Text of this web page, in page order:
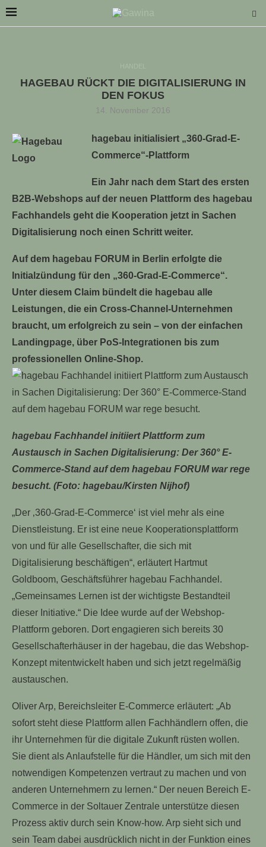
HAGEBAU RÜCKT DIE DIGITALISIERUNG IN
DEN FOKUS
14. November 2016
hagebau initialisiert „360-Grad-E-
Commerce“-Plattform
Ein Jahr nach dem Start des ersten
B2B-Webshops auf der neuen Plattform des hagebau
Fachhandels geht die Kooperation jetzt in Sachen
Digitalisierung noch einen Schritt weiter.
Auf dem hagebau FORUM in Berlin erfolgte die
Initialzündung für den „360-Grad-E-Commerce“.
Unter diesem Claim bündelt die hagebau alle
Leistungen, die ein Cross-Channel-Unternehmen
braucht, um erfolgreich zu sein – von der einfachen
Landingpage, über PoS-Integrationen bis zum
professionellen Online-Shop.
hagebau Fachhandel initiiert Plattform zum
Austausch in Sachen Digitalisierung: Der 360° E-
Commerce-Stand auf dem hagebau FORUM war rege
besucht. (Foto: hagebau/Kirsten Nijhof)
„Der ‚360-Grad-E-Commerce‘ ist viel mehr als eine
Dienstleistung. Er ist eine neue Kooperationsplattform
von und für alle Gesellschafter, die sich mit
Digitalisierung beschäftigen“, erläutert Hartmut
Goldboom, Geschäftsführer hagebau Fachhandel.
„Gemeinsames Lernen ist der wichtigste Bestandteil
dieser Initiative.“ Die Idee wurde auf der Webshop-
Plattform geboren. Dort engagieren sich bereits 30
Gesellschafterhäuser in der hagebau, die das Webshop-
Konzept mitentwickelt haben und sich jetzt regelmäßig
austauschen.
Oliver Arp, Bereichsleiter E-Commerce erläutert: „Ab
sofort steht diese Plattform allen Fachhändlern offen, die
ihr Unternehmen für die digitale Zukunft rüsten wollen.
Sie dient als Anlaufstelle für die Händler, um sich mit den
notwendigen Kompetenzen vertraut zu machen und von
anderen Unternehmern zu lernen.“ Der neuen Bereich E-
Commerce in der Soltauer Zentrale unterstütze diesen
Prozess aktiv durch sein Know-how. Arp sieht sich und
sein Team dabei ausdrücklich nicht in der Funktion eines